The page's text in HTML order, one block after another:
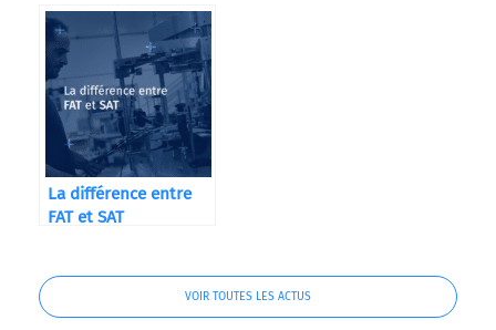
La différence entre
FAT et SAT
VOIR TOUTES LES ACTUS